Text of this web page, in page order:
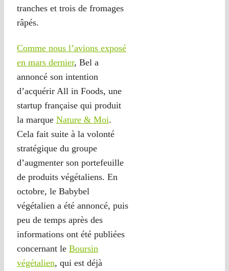
tranches et trois de fromages
râpés.
Comme nous l’avions exposé
en mars dernier, Bel a
annoncé son intention
d’acquérir All in Foods, une
startup française qui produit
la marque Nature & Moi.
Cela fait suite à la volonté
stratégique du groupe
d’augmenter son portefeuille
de produits végétaliens. En
octobre, le Babybel
végétalien a été annoncé, puis
peu de temps après des
informations ont été publiées
concernant le Boursin
végétalien, qui est déjà